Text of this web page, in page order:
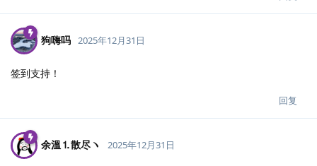
狗嗨吗 2025年12月31日
签到支持！
回复
余溫⒈散尽ヽ 2025年12月31日